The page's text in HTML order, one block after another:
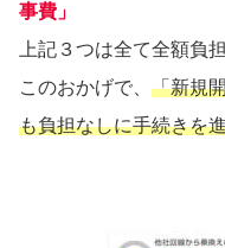
事費」
上記３つは全て全額負
このおかげで、 「新規
も負担なしに手続きを